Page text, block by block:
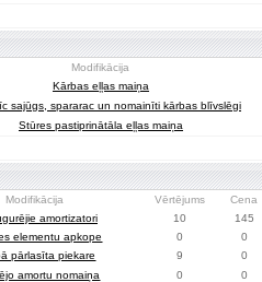
Modifikācija
Kārbas eļļas maiņa
sajūgs, spararac un nomainīti kārbas blīvslēgi
Stūres pastiprinātāla eļļas maiņa
Modifikācija Vērtējums
Cena
amortizatori
10
145
elementu apkope
0
0
pārlasīta piekare
9
0
amortu nomaiņa
0
0